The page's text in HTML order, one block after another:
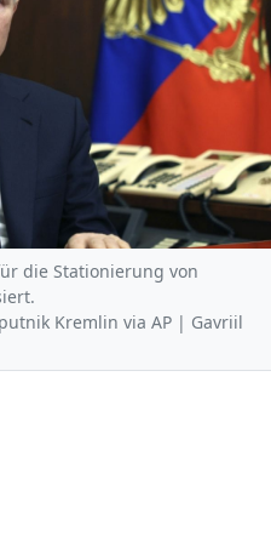
die Stationierung von
Kremlin via AP | Gavriil